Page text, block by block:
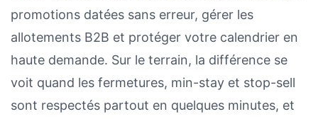
promotions datées sans erreur, gérer les
allotements B2B et protéger votre calendrier en
haute demande. Sur le terrain, la différence se
voit quand les fermetures, min-stay et stop-sell
sont respectés partout en quelques minutes, et